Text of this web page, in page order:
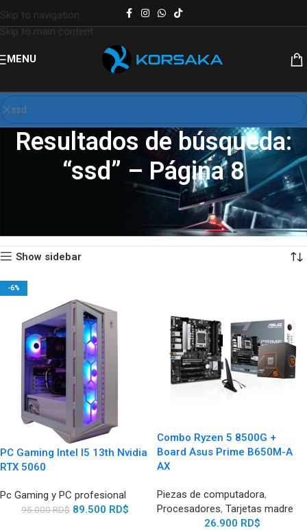
Skip to navigation
Skip to main content
MENU
Resultados de búsqueda:
“ssd” – Página 8
Tienda de computadoras en Santo Domingo
Página 8
Mostrando 85–96 de 132 resultados
Show sidebar
-6%
PC Gaming Intel I5 13th Nvidia
RTX 5060
Pc Gaming y PC profesional
95.000RD$ 89.500 RD$
Combo Ryzen 5 8500G +
Board Asus Prime B650M-A
AX
Piezas de computadora,
Procesadores, Tarjetas madre
26.900 RD$